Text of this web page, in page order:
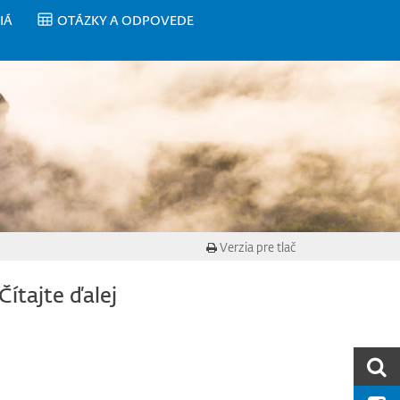
OTÁZKY A ODPOVEDE
Verzia pre tlač
ďalej